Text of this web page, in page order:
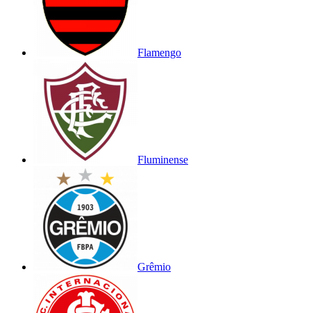
Flamengo
Fluminense
Grêmio